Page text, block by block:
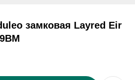
замковая Layred Eir